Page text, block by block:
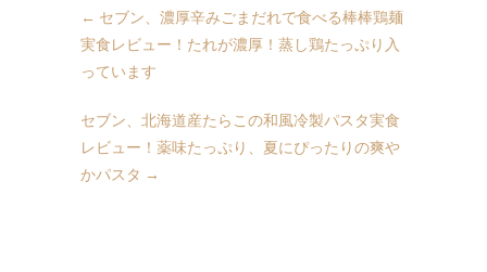
← セブン、濃厚辛みごまだれで食べる棒棒鶏麺
実食レビュー！たれが濃厚！蒸し鶏たっぷり入
っています
セブン、北海道産たらこの和風冷製パスタ実食
レビュー！薬味たっぷり、夏にぴったりの爽や
かパスタ →